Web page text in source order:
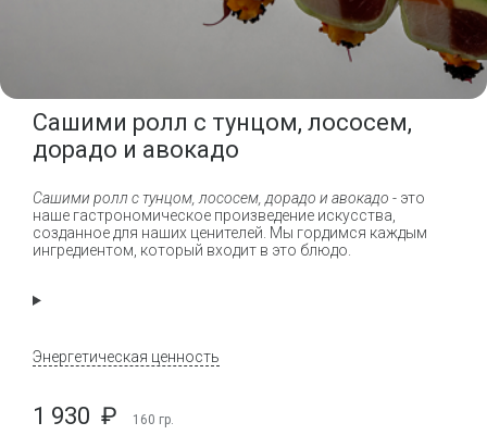
Сашими ролл с тунцом, лососем,
дорадо и авокадо
Сашими ролл с тунцом, лососем, дорадо и авокадо - это
наше гастрономическое произведение искусства,
созданное для наших ценителей. Мы гордимся каждым
ингредиентом, который входит в это блюдо.
Энергетическая ценность
1 930 ₽ 160 гр.